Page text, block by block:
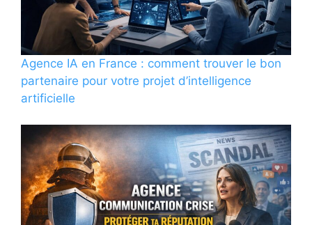
Agence IA en France : comment trouver le bon
partenaire pour votre projet d’intelligence
artificielle